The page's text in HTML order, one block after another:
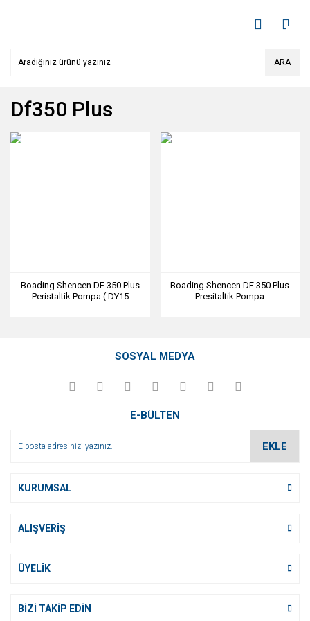
ARA
Df350 Plus
Boading Shencen DF 350 Plus
Peristaltik Pompa ( DY15
Boading Shencen DF 350 Plus
Presitaltik Pompa
SOSYAL MEDYA
E-BÜLTEN
EKLE
KURUMSAL
ALIŞVERİŞ
ÜYELİK
BİZİ TAKİP EDİN